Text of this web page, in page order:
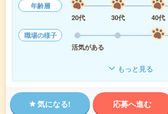
年齢層
20代
30代 40代
職場の様子
活気がある
もっと見る
気になる! 応募へ進む